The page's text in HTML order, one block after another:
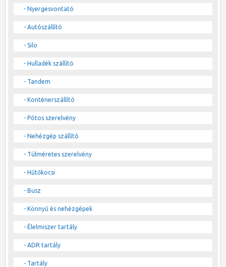
- Nyergesvontató
- Autószállító
- Silo
- Hulladék szállító
- Tandem
- Konténerszállító
- Pótos szerelvény
- Nehézgép szállító
- Túlméretes szerelvény
- Hűtőkocsi
- Busz
- Könnyű és nehézgépek
- Élelmiszer tartály
- ADR tartály
- Tartály